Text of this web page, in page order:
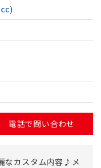
電話で問い合わせ
なカスタム内容♪メ